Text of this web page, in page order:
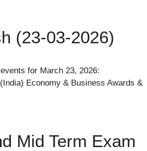
(23-03-2026)
for March 23, 2026:
Economy & Business Awards &
Mid Term Exam